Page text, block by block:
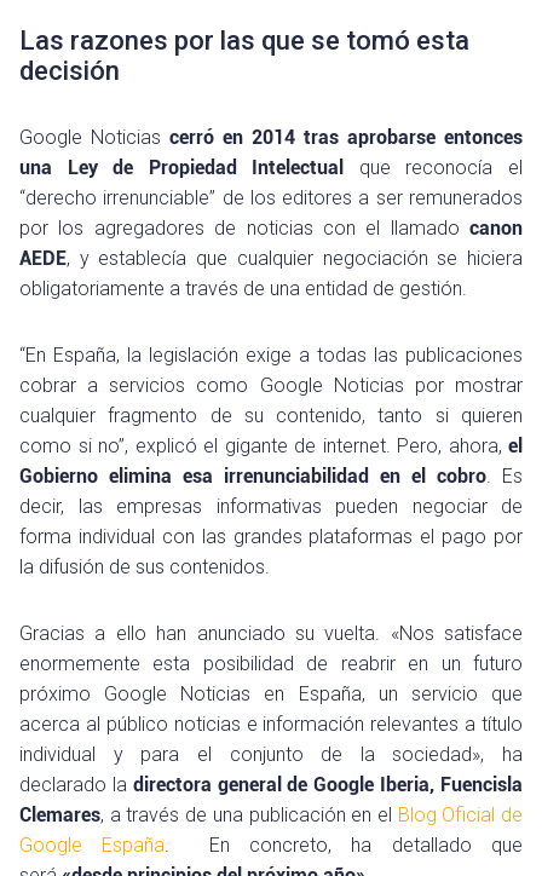
Las razones por las que se tomó esta
decisión
Google Noticias cerró en 2014 tras aprobarse entonces
una Ley de Propiedad Intelectual
que reconocía el
“derecho irrenunciable” de los editores a ser remunerados
por los agregadores de noticias con el llamado canon
AEDE, y establecía que cualquier negociación se hiciera
obligatoriamente a través de una entidad de gestión.
“En España, la legislación exige a todas las publicaciones
cobrar a servicios como Google Noticias por mostrar
cualquier fragmento de su contenido, tanto si quieren
como si no”, explicó el gigante de internet. Pero, ahora, el
Gobierno elimina esa irrenunciabilidad en el cobro. Es
decir, las empresas informativas pueden negociar de
forma individual con las grandes plataformas el pago por
la difusión de sus contenidos.
Gracias a ello han anunciado su vuelta. «Nos satisface
enormemente esta posibilidad de reabrir en un futuro
próximo Google Noticias en España, un servicio que
acerca al público noticias e información relevantes a título
individual y para el conjunto de la sociedad», ha
declarado la directora general de Google Iberia, Fuencisla
Clemares, a través de una publicación en el Blog Oficial de
Google España. En concreto, ha detallado que